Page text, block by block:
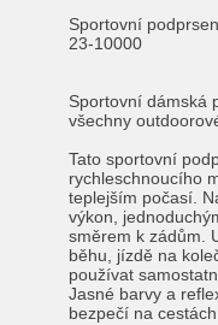
Sportovní
23-10000
Sportovní dámská
všechny
Tato sportovní
rychleschnoucího
teplejším počasí.
výkon,
směrem k zádům.
běhu, jízdě na
používat
Jasné barvy a
bezpečí na